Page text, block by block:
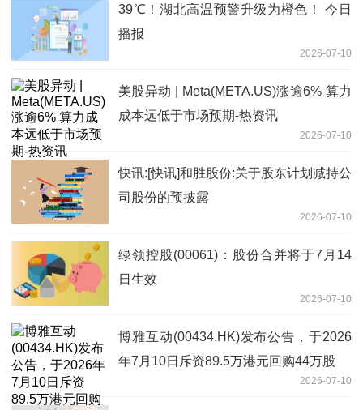
39℃！湖北高温预警升级为橙色！ 今日
播报
2026-07-10
美股异动 | Meta(META.US)涨逾6% 算力
成本远低于市场预期-热资讯
2026-07-10
快讯:[快讯]和胜股份:关于股东计划减持公
司股份的预披露
2026-07-10
绿领控股(00061)：股份合并将于7月14
日生效
2026-07-10
博雅互动(00434.HK)发布公告，于2026
年7月10日斥资89.5万港元回购44万股
2026-07-10